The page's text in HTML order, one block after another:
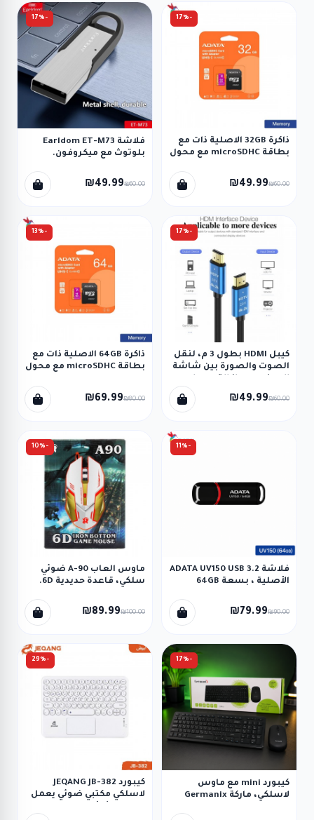
-17%
ذاكرة 32GB الاصلية ذات مع
بطاقة microSDHC مع محول
₪49.99₪60.00
-17%
فلاشة Earldom ET-M73
بلوتوث مع ميكروفون.
₪49.99₪60.00
-17%
كيبل HDMI بطول 3 م، لنقل
الصوت والصورة بين شاشة
₪49.99₪60.00
-13%
ذاكرة 64GB الاصلية ذات مع
بطاقة microSDHC مع محول
₪69.99₪80.00
-11%
فلاشة ADATA UV150 USB 3.2
الأصلية ، بسعة 64GB
₪79.99₪90.00
-10%
ماوس العاب A-90 ضوئي
سلكي، قاعدة حديدية 6D.
₪89.99₪100.00
-17%
كيبورد mini مع ماوس
لاسلكي، ماركة Germanix
-29%
كيبورد JEQANG JB-382
لاسلكي مكتبي ضوئي يعمل